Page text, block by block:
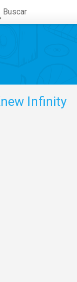
Buscar
Infinity